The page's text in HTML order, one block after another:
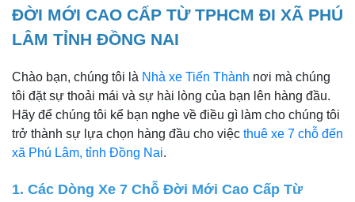
ĐỜI MỚI CAO CẤP TỪ TPHCM ĐI XÃ PHÚ
LÂM TỈNH ĐỒNG NAI
Chào bạn, chúng tôi là Nhà xe Tiến Thành nơi mà chúng
tôi đặt sự thoải mái và sự hài lòng của bạn lên hàng đầu.
Hãy để chúng tôi kể bạn nghe về điều gì làm cho chúng tôi
trở thành sự lựa chọn hàng đầu cho việc thuê xe 7 chỗ đến
xã Phú Lâm, tỉnh Đồng Nai.
1. Các Dòng Xe 7 Chỗ Đời Mới Cao Cấp Từ